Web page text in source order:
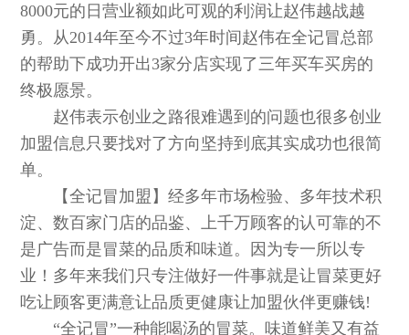
8000元的日营业额如此可观的利润让赵伟越战越
勇。从2014年至今不过3年时间赵伟在全记冒总部
的帮助下成功开出3家分店实现了三年买车买房的
终极愿景。
赵伟表示创业之路很难遇到的问题也很多创业
加盟信息只要找对了方向坚持到底其实成功也很简
单。
【全记冒加盟】经多年市场检验、多年技术积
淀、数百家门店的品鉴、上千万顾客的认可靠的不
是广告而是冒菜的品质和味道。因为专一所以专
业！多年来我们只专注做好一件事就是让冒菜更好
吃让顾客更满意让品质更健康让加盟伙伴更赚钱!
“全记冒”一种能喝汤的冒菜。味道鲜美又有益